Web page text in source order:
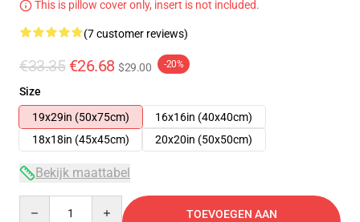
This is pillow cover only, insert is not included.
(7 customer reviews)
€33.35 €26.68 $29.00 -20%
Size
19x29in (50x75cm)
16x16in (40x40cm)
18x18in (45x45cm)
20x20in (50x50cm)
Bekijk maattabel
TOEVOEGEN AAN